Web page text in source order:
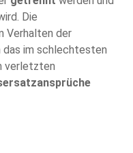
Die
Verhalten der
im schlechtesten
verletzten